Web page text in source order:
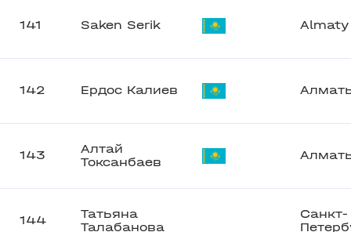
141 Saken Serik Almaty
142 Ердос Калиев
143
Алтай
Токсанбаев
144
Татьяна
Талабанова
Санкт-